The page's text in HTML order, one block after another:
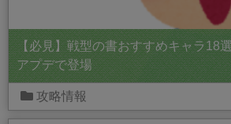
【必見】戦型の書おすすめキャラ18
アプデで登場
攻略情報